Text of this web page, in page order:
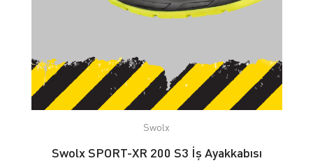
Swolx
Swolx SPORT-XR 200 S3 İş Ayakkabısı